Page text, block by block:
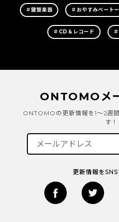
＃鍵盤楽器 ＃おやすみベート
＃CD＆レコード
ONTOMOメ
ONTOMOの更新情報を1～2週
す！
更新情報を